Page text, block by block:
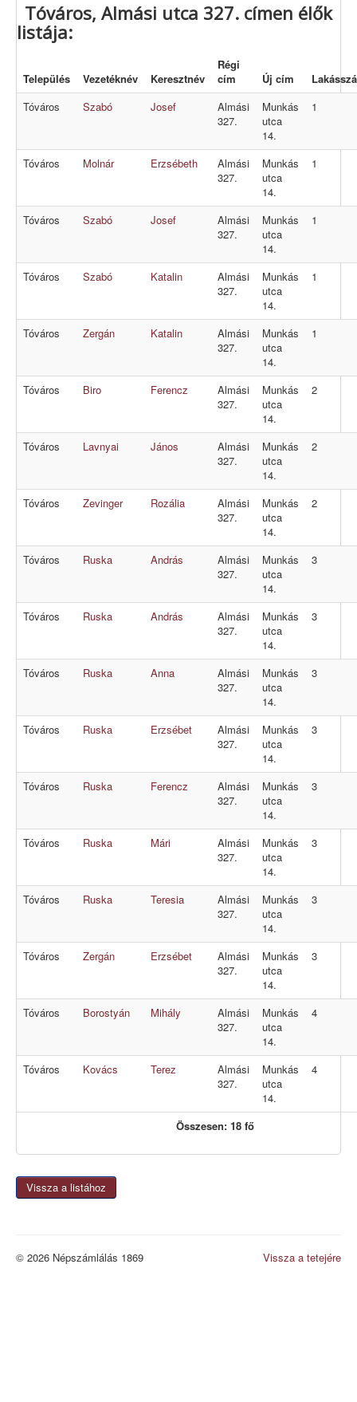
Tóváros, Almási utca 327. címen élők
listája:
Település Vezetéknév Keresztnév
Régi
cím
Új cím
Összesen: 18 fő
Tóváros Szabó Josef
Almási
327.
Munkás
utca
14.
1
Tóváros Molnár Erzsébeth
Almási
327.
Munkás
utca
14.
1
Tóváros Szabó Josef
Almási
327.
Munkás
utca
14.
1
Tóváros Szabó Katalin
Almási
327.
Munkás
utca
14.
1
Tóváros Zergán Katalin
Almási
327.
Munkás
utca
14.
1
Tóváros Biro Ferencz
Almási
327.
Munkás
utca
14.
2
Tóváros Lavnyai János
Almási
327.
Munkás
utca
14.
2
Tóváros Zevinger Rozália
Almási
327.
Munkás
utca
14.
2
Tóváros Ruska András
Almási
327.
Munkás
utca
14.
3
Tóváros Ruska András
Almási
327.
Munkás
utca
14.
3
Tóváros Ruska Anna
Almási
327.
Munkás
utca
14.
3
Tóváros Ruska Erzsébet
Almási
327.
Munkás
utca
14.
3
Tóváros Ruska Ferencz
Almási
327.
Munkás
utca
14.
3
Tóváros Ruska Mári
Almási
327.
Munkás
utca
14.
3
Tóváros Ruska Teresia
Almási
327.
Munkás
utca
14.
3
Tóváros Zergán Erzsébet
Almási
327.
Munkás
utca
14.
3
Tóváros Borostyán Mihály
Almási
327.
Munkás
utca
14.
4
Tóváros Kovács Terez
Almási
327.
Munkás
utca
14.
4
Vissza a listához
Vissza a tetejére
© 2026 Népszámlálás 1869